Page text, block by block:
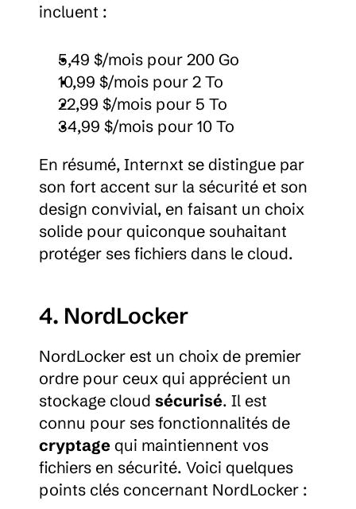
incluent :
5,49 $/mois pour 200 Go
10,99 $/mois pour 2 To
22,99 $/mois pour 5 To
34,99 $/mois pour 10 To
En résumé, Internxt se distingue par
son fort accent sur la sécurité et son
design convivial, en faisant un choix
solide pour quiconque souhaitant
protéger ses fichiers dans le cloud.
4. NordLocker
NordLocker est un choix de premier
ordre pour ceux qui apprécient un
stockage cloud sécurisé. Il est
cryptage qui maintiennent vos
fichiers en sécurité. Voici quelques
points clés concernant NordLocker :